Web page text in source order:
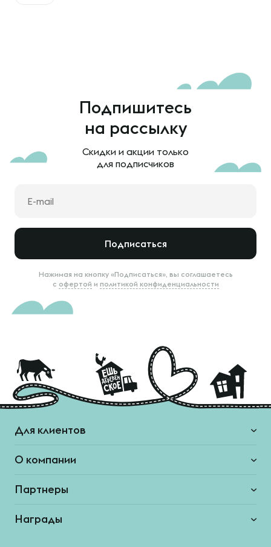
Подпишитесь
на рассылку
Скидки и акции только
для подписчиков
Подписаться
Нажимая на кнопку «Подписаться», вы соглашаетесь
с офертой и политикой конфиденциальности
Для клиентов
О компании
Партнеры
Награды